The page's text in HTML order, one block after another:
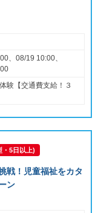
、08/19 10:00、
験【交通費支給！３
・5日以上)
戦！児童福祉をカタ
ン